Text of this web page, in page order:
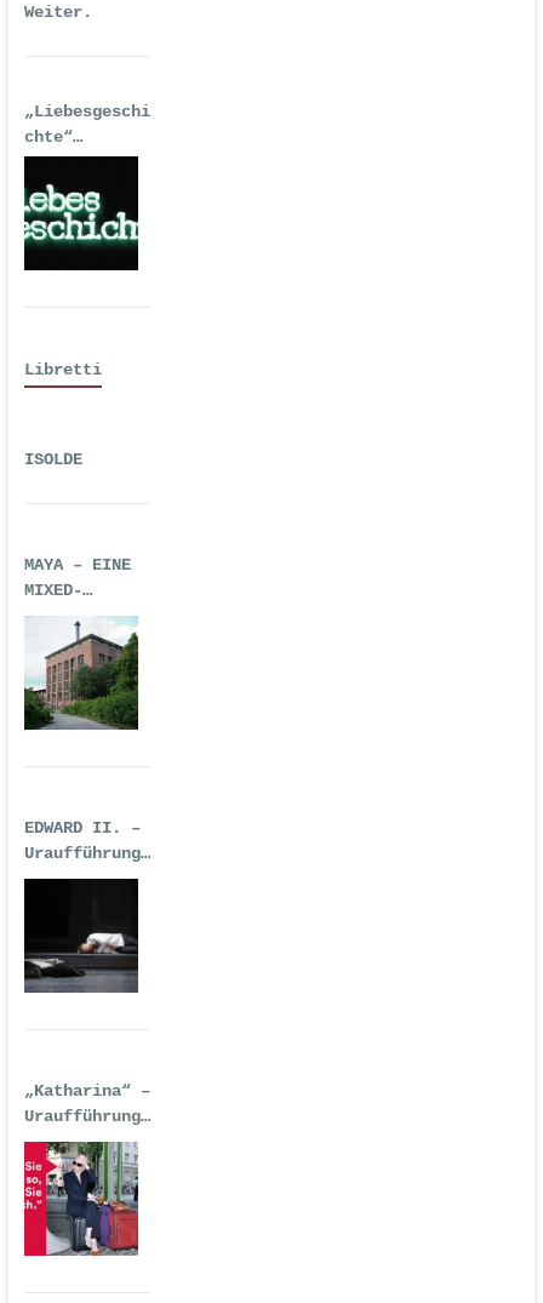
Weiter.
„Liebesgeschi
chte“
| Erstausgabe
2016 als
Hörspiel
Libretti
ISOLDE
MAYA – EINE
MIXED-
REALITY-
TECHNO-OPER
EDWARD II. –
Uraufführung
| Premiere:
Deutsche Oper
Berlin
„Katharina“ –
Uraufführung
| 14.
September
2016